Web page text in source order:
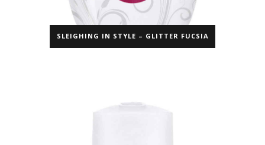
SLEIGHING IN STYLE – GLITTER FUCSIA